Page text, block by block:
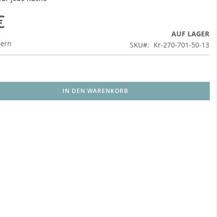
AUF LAGER
SKU
Kr-270-701-50-13
IN DEN WARENKORB